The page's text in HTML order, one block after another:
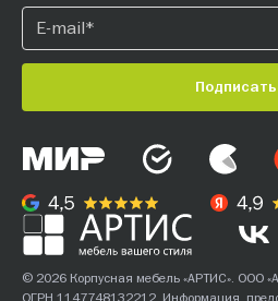
© 2026 Корпусная мебель «АРТИС». ООО
ОГРН 1147748132212. Информация,